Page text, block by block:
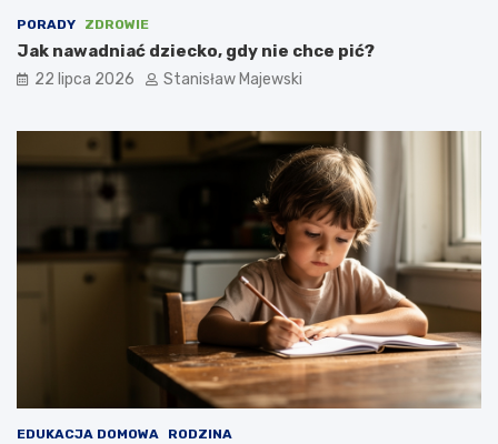
PORADY ZDROWIE
Jak nawadniać dziecko, gdy nie chce pić?
22 lipca 2026 Stanisław Majewski
EDUKACJA DOMOWA RODZINA